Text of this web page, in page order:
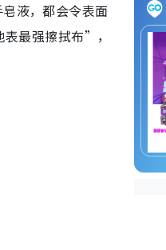
液，都会令表面
最强擦拭布”，